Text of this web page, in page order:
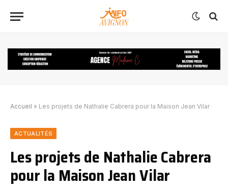
Accueil » Les projets de Nathalie Cabrera pour la Maison Jean Vilar
ACTUALITÉS
Les projets de Nathalie Cabrera
pour la Maison Jean Vilar